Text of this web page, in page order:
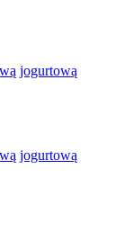
jogurtową
jogurtową